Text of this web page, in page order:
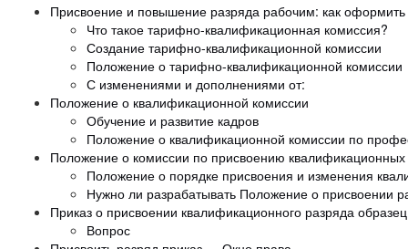
Присвоение и повышение разряда рабочим: как
Что такое тарифно-квалификационная комиссия?
Создание тарифно-квалификационной комиссии
Положение о тарифно-квалификационной комиссии
С изменениями и дополнениями от:
Положение о квалификационной комиссии
Обучение и развитие кадров
Положение о квалификационной комиссии по
Положение о комиссии по присвоению квалификационных
Положение о порядке присвоения и изменения
Нужно ли разрабатывать Положение о присвоении
Приказ о присвоении квалификационного разряда
Вопрос